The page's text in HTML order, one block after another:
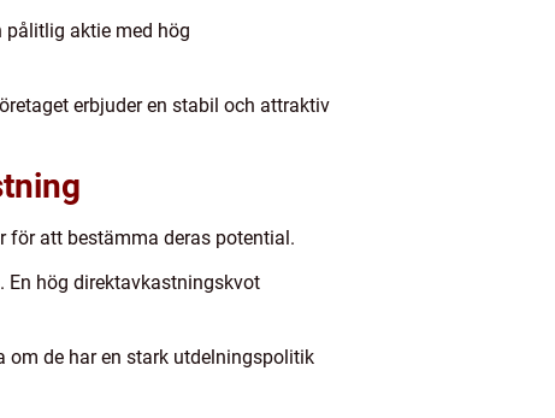
pålitlig aktie med hög
erbjuder en stabil och attraktiv
för att bestämma deras potential.
En hög direktavkastningskvot
om de har en stark utdelningspolitik